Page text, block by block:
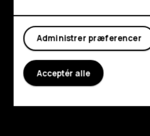
Min konto
Om
Planet and people
Support
Administrer præferencer
Acceptér alle